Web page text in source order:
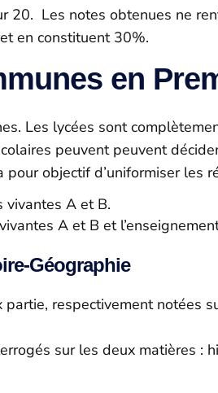
20. Les notes obtenues ne
en constituent 30%.
en
Les lycées sont
peuvent peuvent
objectif d’uniformiser les
vivantes A et B.
A et B et
Géographie
respectivement notées
sur les deux matières :